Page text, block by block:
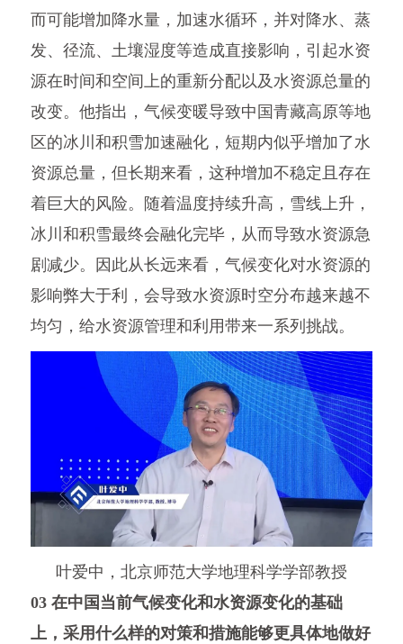
而可能增加降水量，加速水循环，并对降水、蒸
发、径流、土壤湿度等造成直接影响，引起水资
源在时间和空间上的重新分配以及水资源总量的
改变。他指出，气候变暖导致中国青藏高原等地
区的冰川和积雪加速融化，短期内似乎增加了水
资源总量，但长期来看，这种增加不稳定且存在
着巨大的风险。随着温度持续升高，雪线上升，
冰川和积雪最终会融化完毕，从而导致水资源急
剧减少。因此从长远来看，气候变化对水资源的
影响弊大于利，会导致水资源时空分布越来越不
均匀，给水资源管理和利用带来一系列挑战。
叶爱中，北京师范大学地理科学学部教授
03 在中国当前气候变化和水资源变化的基础
上，采用什么样的对策和措施能够更具体地做好